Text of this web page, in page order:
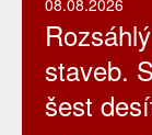
08.08.2026
staveb.
šest